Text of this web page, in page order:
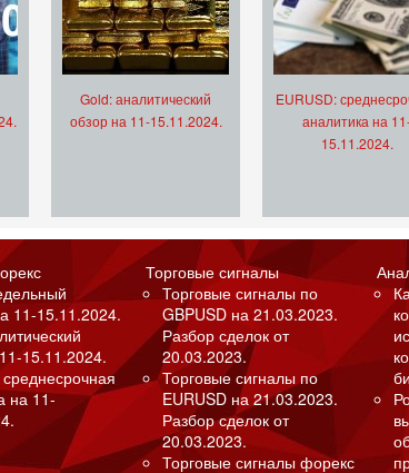
Gold: аналитический
обзор на 11-15.11.2024.
EURUSD:
аналитика на
15.11.2024.
11-15.11.2024.
15.11.2024.
на 11-
Торговые сигналы
Торговые сигналы по
GBPUSD на 21.03.2023.
Разбор сделок от
20.03.2023.
Торговые сигналы по
EURUSD на 21.03.2023.
Разбор сделок от
20.03.2023.
Торговые сигналы форекс